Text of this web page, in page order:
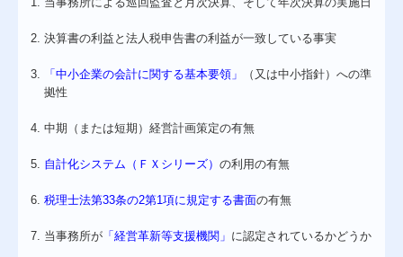
個人情報保護方針
お問合せ
決算書の利益と法人税申告書の利益が一致している事実
「中小企業の会計に関する基本要領」
（又は中小指針）への準
拠性
中期（または短期）経営計画策定の有無
自計化システム（ＦＸシリーズ）の利用の有無
税理士法第33条の2第1項に規定する書面の有無
当事務所が 「経営革新等支援機関」 に認定されているかどうか